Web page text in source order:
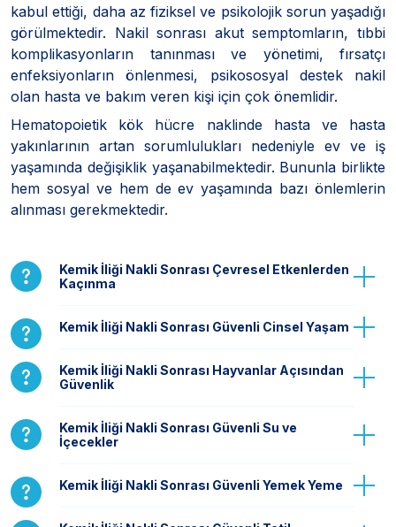
kabul ettiği, daha az fiziksel ve psikolojik sorun yaşadığı
görülmektedir. Nakil sonrası akut semptomların, tıbbi
komplikasyonların tanınması ve yönetimi, fırsatçı
enfeksiyonların önlenmesi, psikososyal destek nakil
olan hasta ve bakım veren kişi için çok önemlidir.
Hematopoietik kök hücre naklinde hasta ve hasta
yakınlarının artan sorumlulukları nedeniyle ev ve iş
yaşamında değişiklik yaşanabilmektedir. Bununla birlikte
hem sosyal ve hem de ev yaşamında bazı önlemlerin
alınması gerekmektedir.
Kemik İliği Nakli Sonrası Çevresel Etkenlerden
Kaçınma
Kemik İliği Nakli Sonrası Güvenli Cinsel Yaşam
Kemik İliği Nakli Sonrası Hayvanlar Açısından
Güvenlik
Kemik İliği Nakli Sonrası Güvenli Su ve
İçecekler
Kemik İliği Nakli Sonrası Güvenli Yemek Yeme